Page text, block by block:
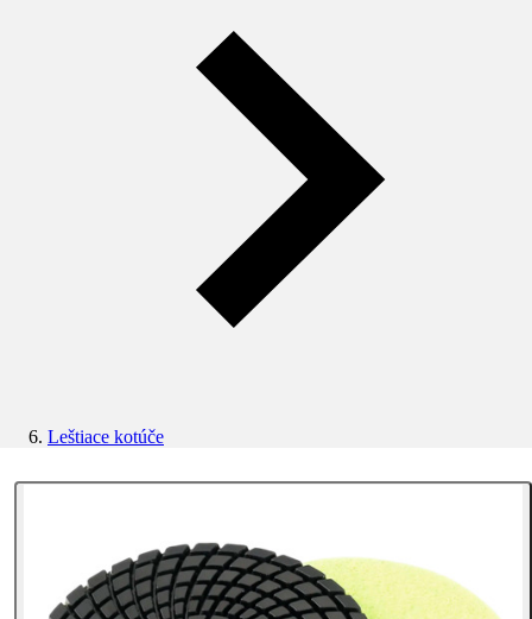
Leštiace kotúče